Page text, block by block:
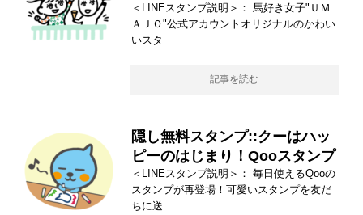
＜LINEスタンプ説明＞： 馬好き女子"ＵＭ
ＡＪＯ"公式アカウントオリジナルのかわい
いスタ
記事を読む
隠し無料スタンプ::クーはハッ
ピーのはじまり！Qooスタンプ
＜LINEスタンプ説明＞： 毎日使えるQooの
スタンプが再登場！可愛いスタンプを友だ
ちに送